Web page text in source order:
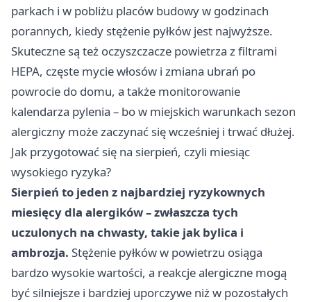
parkach i w pobliżu placów budowy w godzinach
porannych, kiedy stężenie pyłków jest najwyższe.
Skuteczne są też oczyszczacze powietrza z filtrami
HEPA, częste mycie włosów i zmiana ubrań po
powrocie do domu, a także monitorowanie
kalendarza pylenia – bo w miejskich warunkach sezon
alergiczny może zaczynać się wcześniej i trwać dłużej.
Jak przygotować się na sierpień, czyli miesiąc
wysokiego ryzyka?
Sierpień to jeden z najbardziej ryzykownych
miesięcy dla alergików – zwłaszcza tych
uczulonych na chwasty, takie jak bylica i
ambrozja. Stężenie pyłków w powietrzu osiąga
bardzo wysokie wartości, a reakcje alergiczne mogą
być silniejsze i bardziej uporczywe niż w pozostałych